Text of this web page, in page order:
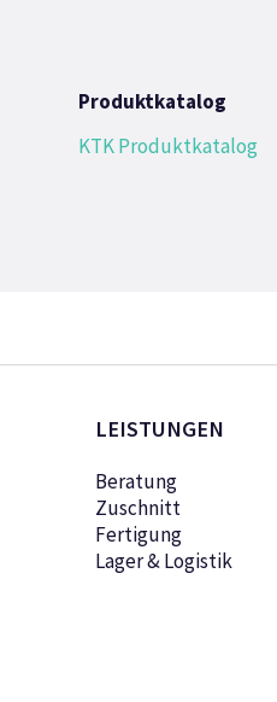
Produktkatalog
KTK Produktkatalog
LEISTUNGEN
Beratung
Zuschnitt
Fertigung
Lager & Logistik